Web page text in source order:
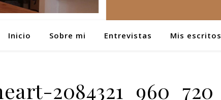
Inicio Sobre mi Entrevistas Mis escritos
2084321_960_720